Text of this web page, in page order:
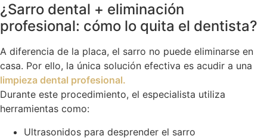
¿Sarro dental + eliminación
profesional: cómo lo quita el dentista?
A diferencia de la placa, el sarro no puede eliminarse en
casa. Por ello, la única solución efectiva es acudir a una
limpieza dental profesional.
Durante este procedimiento, el especialista utiliza
herramientas como:
Ultrasonidos para desprender el sarro